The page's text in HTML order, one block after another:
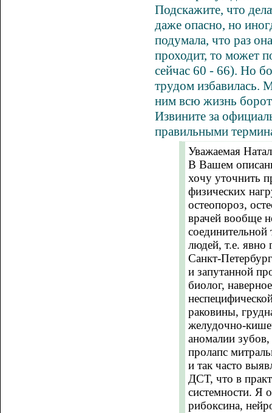
Подскажите, что
даже опасно, но
подумала, что раз
проходит, то может
сейчас 60 - 66). Но
трудом избавилась.
ним всю жизнь
Извините за
правильными
Уважаемая
В Вашем
хочу уточнить
физических
остеопороз,
врачей вообще
соединительной
людей, т.е. явно
Санкт-
и запутанной
биолог,
раковины,
желудочно-
аномалии зубов,
пролапс
и так часто
ДСТ, что в
системности. Я
рибоксина,